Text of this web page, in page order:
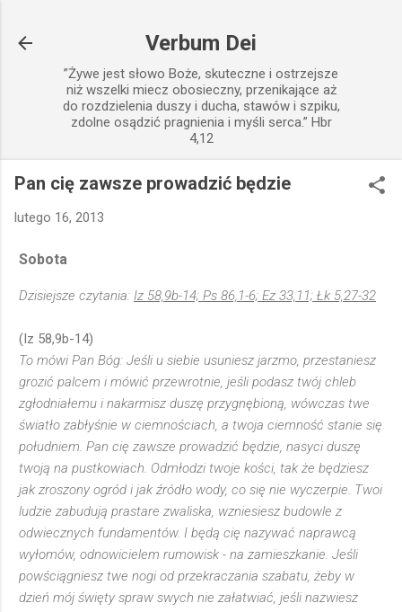
Verbum Dei
”Żywe jest słowo Boże, skuteczne i ostrzejsze
niż wszelki miecz obosieczny, przenikające aż
do rozdzielenia duszy i ducha, stawów i szpiku,
zdolne osądzić pragnienia i myśli serca.” Hbr
4,12
Pan cię zawsze prowadzić będzie
lutego 16, 2013
Sobota
Dzisiejsze czytania: Iz 58,9b-14; Ps 86,1-6; Ez 33,11; Łk 5,27-32
(Iz 58,9b-14)
To mówi Pan Bóg: Jeśli u siebie usuniesz jarzmo, przestaniesz
grozić palcem i mówić przewrotnie, jeśli podasz twój chleb
zgłodniałemu i nakarmisz duszę przygnębioną, wówczas twe
światło zabłyśnie w ciemnościach, a twoja ciemność stanie się
południem. Pan cię zawsze prowadzić będzie, nasyci duszę
twoją na pustkowiach. Odmłodzi twoje kości, tak że będziesz
jak zroszony ogród i jak źródło wody, co się nie wyczerpie. Twoi
ludzie zabudują prastare zwaliska, wzniesiesz budowle z
odwiecznych fundamentów. I będą cię nazywać naprawcą
wyłomów, odnowicielem rumowisk - na zamieszkanie. Jeśli
powściągniesz twe nogi od przekraczania szabatu, żeby w
dzień mój święty spraw swych nie załatwiać, jeśli nazwiesz